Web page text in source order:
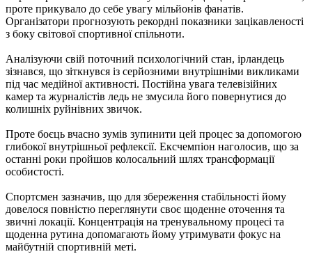
проте прикувало до себе увагу мільйонів фанатів.
Організатори прогнозують рекордні показники зацікавленості
з боку світової спортивної спільноти.
Аналізуючи свій поточний психологічний стан, ірландець
зізнався, що зіткнувся із серйозними внутрішніми викликами
під час медійної активності. Постійна увага телевізійних
камер та журналістів ледь не змусила його повернутися до
колишніх руйнівних звичок.
Проте боєць вчасно зумів зупинити цей процес за допомогою
глибокої внутрішньої рефлексії. Ексчемпіон наголосив, що за
останні роки пройшов колосальний шлях трансформації
особистості.
Спортсмен зазначив, що для збереження стабільності йому
довелося повністю переглянути своє щоденне оточення та
звичні локації. Концентрація на тренувальному процесі та
щоденна рутина допомагають йому утримувати фокус на
майбутній спортивній меті.